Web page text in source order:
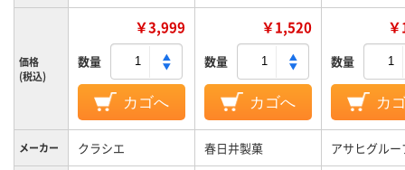
価格
(税込)
￥3,999
数量
カゴへ
￥1,520
数量
カゴへ
数量
カ
メーカー クラシエ 春日井製菓 アサヒグル